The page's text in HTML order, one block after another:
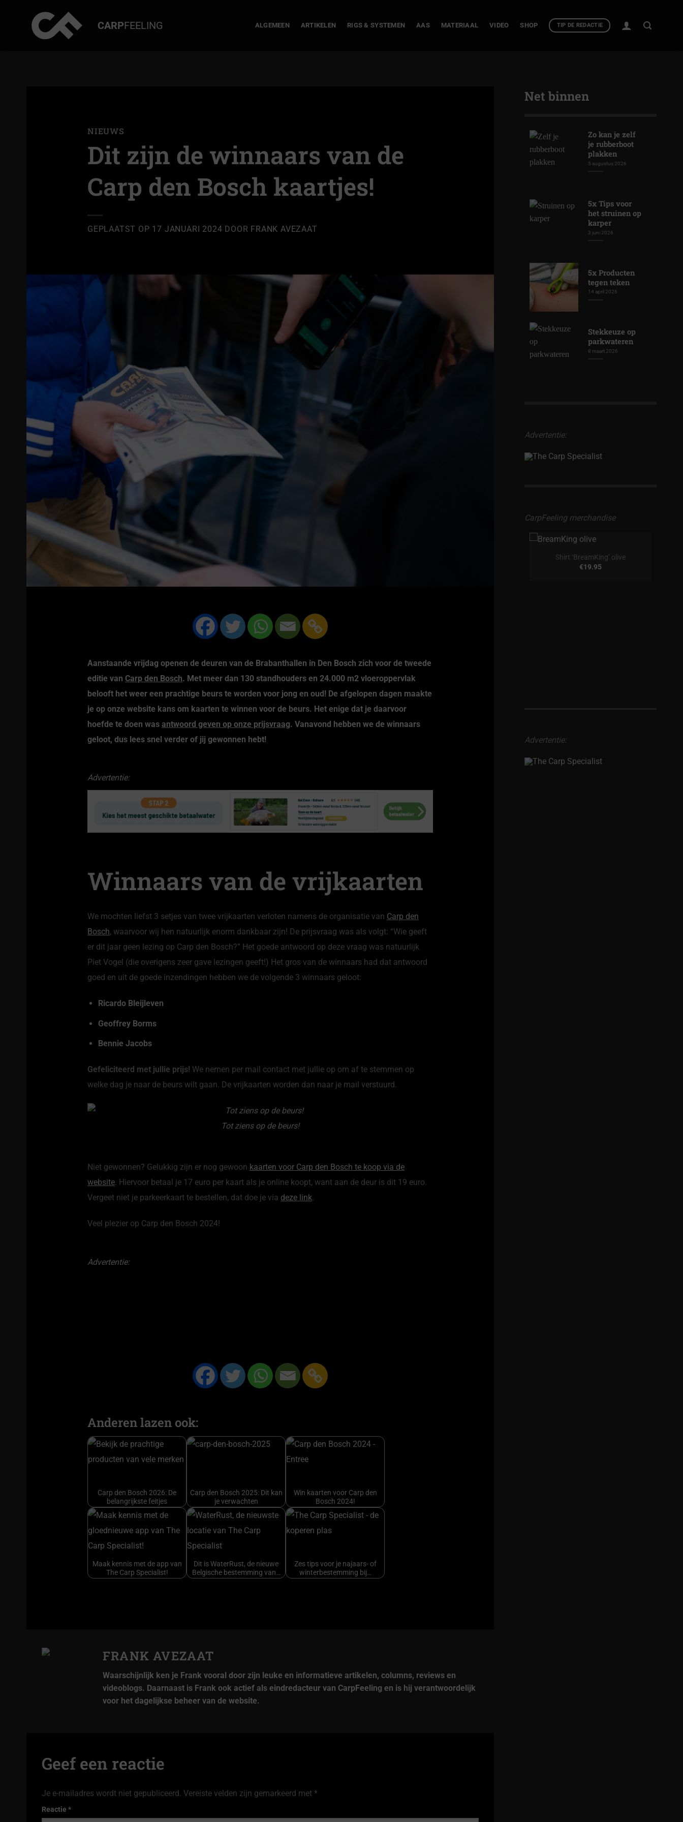
CARPFEELING ALGEMEEN ARTIKELEN RIGS & SYSTEMEN AAS MATERIAAL VIDEO SHOP TIP DE REDACTIE
NIEUWS
Dit zijn de winnaars van de
Carp den Bosch kaartjes!
GEPLAATST OP 17 JANUARI 2024 DOOR FRANK AVEZAAT
Aanstaande vrijdag openen de deuren van de Brabanthallen in Den Bosch zich voor de tweede
editie van Carp den Bosch. Met meer dan 130 standhouders en 24.000 m2 vloeroppervlak
belooft het weer een prachtige beurs te worden voor jong en oud! De afgelopen dagen maakte
je op onze website kans om kaarten te winnen voor de beurs. Het enige dat je daarvoor
hoefde te doen was antwoord geven op onze prijsvraag. Vanavond hebben we de winnaars
geloot, dus lees snel verder of jij gewonnen hebt!
Advertentie:
Winnaars van de vrijkaarten
We mochten liefst 3 setjes van twee vrijkaarten verloten namens de organisatie van Carp den
Bosch, waarvoor wij hen natuurlijk enorm dankbaar zijn! De prijsvraag was als volgt: “Wie geeft
er dit jaar geen lezing op Carp den Bosch?” Het goede antwoord op deze vraag was natuurlijk
Piet Vogel (die overigens zeer gave lezingen geeft!) Het gros van de winnaars had dat antwoord
goed en uit de goede inzendingen hebben we de volgende 3 winnaars geloot:
Ricardo Bleijleven
Geoffrey Borms
Bennie Jacobs
Gefeliciteerd met jullie prijs! We nemen per mail contact met jullie op om af te stemmen op
welke dag je naar de beurs wilt gaan. De vrijkaarten worden dan naar je mail verstuurd.
Tot ziens op de beurs!
Niet gewonnen? Gelukkig zijn er nog gewoon kaarten voor Carp den Bosch te koop via de
website. Hiervoor betaal je 17 euro per kaart als je online koopt, want aan de deur is dit 19 euro.
Vergeet niet je parkeerkaart te bestellen, dat doe je via deze link.
Veel plezier op Carp den Bosch 2024!
Advertentie:
Anderen lazen ook:
Carp den Bosch 2026: De
belangrijkste feitjes
Carp den Bosch 2025: Dit kan
je verwachten
Win kaarten voor Carp den
Bosch 2024!
Maak kennis met de app van
The Carp Specialist!
Dit is WaterRust, de nieuwe
Belgische bestemming van…
Zes tips voor je najaars- of
winterbestemming bij…
FRANK AVEZAAT
Waarschijnlijk ken je Frank vooral door zijn leuke en informatieve artikelen, columns, reviews en
videoblogs. Daarnaast is Frank ook actief als eindredacteur van CarpFeeling en is hij verantwoordelijk
voor het dagelijkse beheer van de website.
Geef een reactie
Je e-mailadres wordt niet gepubliceerd. Vereiste velden zijn gemarkeerd met *
Reactie *
Alternative:
Net binnen
Zo kan je zelf
je rubberboot
plakken
5 augustus 2026
5x Tips voor
het struinen op
karper
3 juni 2026
5x Producten
tegen teken
14 april 2026
Stekkeuze op
parkwateren
8 maart 2026
Advertentie:
CarpFeeling merchandise
Shirt ‘BreamKing’ olive
€19.95
Shirt ‘BreamKing’ zwart
19.95
Advertentie: